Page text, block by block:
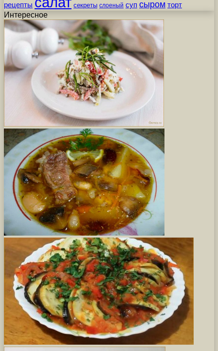
рецепты секреты слоеный суп сыром торт
Интересное